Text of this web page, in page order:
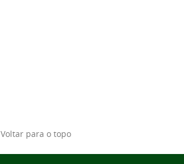
Voltar para o topo